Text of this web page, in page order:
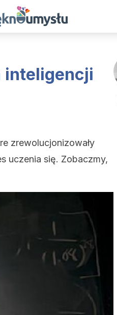
inteligencji
zrewolucjonizowały
uczenia się. Zobaczmy,